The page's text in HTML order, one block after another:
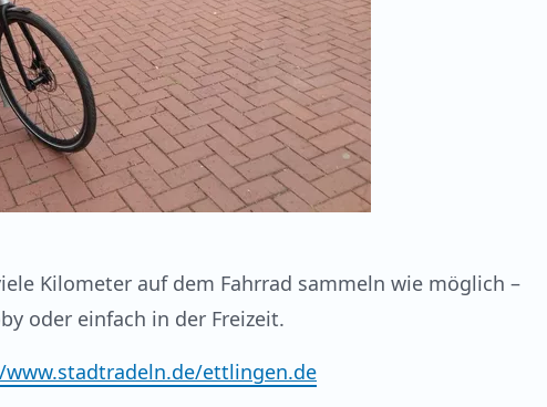
Kilometer auf dem Fahrrad sammeln wie möglich –
oder einfach in der Freizeit.
ettlingen.de